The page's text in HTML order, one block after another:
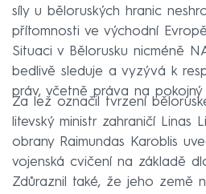
síly u běloruských hranic
přítomnosti ve východní
Situaci v Bělorusku nicméně
bedlivě sleduje a vyzývá k
práv, včetně práva na pokojný
Za lež označil tvrzení
litevský ministr zahraničí Linas
obrany Raimundas Karoblis
vojenská cvičení na základě
Zdůraznil také, že jeho země